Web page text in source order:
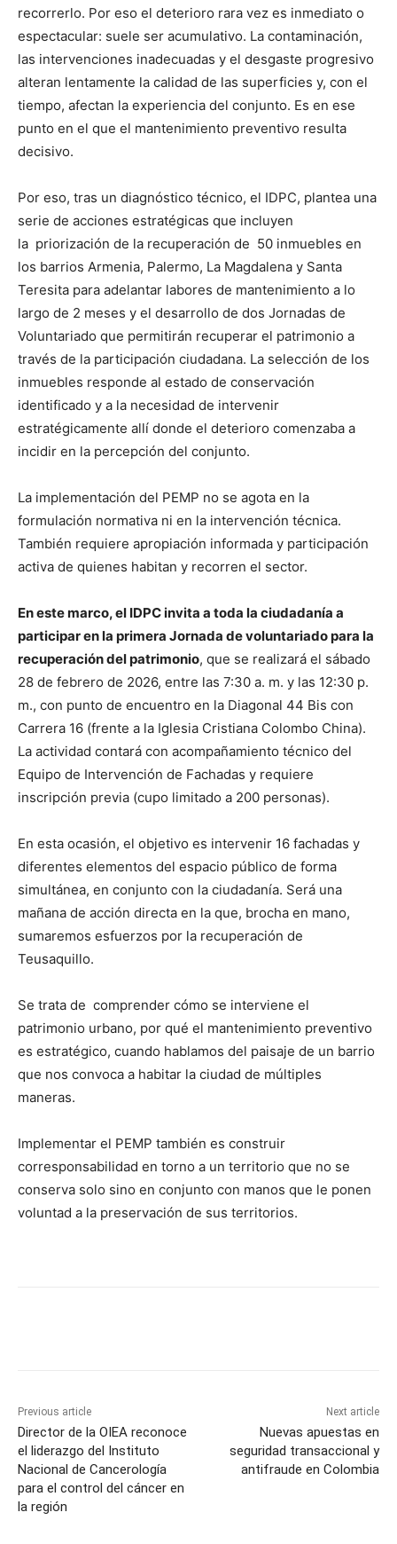
recorrerlo. Por eso el deterioro rara vez es inmediato o
espectacular: suele ser acumulativo. La contaminación,
las intervenciones inadecuadas y el desgaste progresivo
alteran lentamente la calidad de las superficies y, con el
tiempo, afectan la experiencia del conjunto. Es en ese
punto en el que el mantenimiento preventivo resulta
decisivo.
Por eso, tras un diagnóstico técnico, el IDPC, plantea una
serie de acciones estratégicas que incluyen
la priorización de la recuperación de 50 inmuebles en
los barrios Armenia, Palermo, La Magdalena y Santa
Teresita para adelantar labores de mantenimiento a lo
largo de 2 meses y el desarrollo de dos Jornadas de
Voluntariado que permitirán recuperar el patrimonio a
través de la participación ciudadana. La selección de los
inmuebles responde al estado de conservación
identificado y a la necesidad de intervenir
estratégicamente allí donde el deterioro comenzaba a
incidir en la percepción del conjunto.
La implementación del PEMP no se agota en la
formulación normativa ni en la intervención técnica.
También requiere apropiación informada y participación
activa de quienes habitan y recorren el sector.
En este marco, el IDPC invita a toda la ciudadanía a
participar en la primera Jornada de voluntariado para la
recuperación del patrimonio, que se realizará el sábado
28 de febrero de 2026, entre las 7:30 a. m. y las 12:30 p.
m., con punto de encuentro en la Diagonal 44 Bis con
Carrera 16 (frente a la Iglesia Cristiana Colombo China).
La actividad contará con acompañamiento técnico del
Equipo de Intervención de Fachadas y requiere
inscripción previa (cupo limitado a 200 personas).
En esta ocasión, el objetivo es intervenir 16 fachadas y
diferentes elementos del espacio público de forma
simultánea, en conjunto con la ciudadanía. Será una
mañana de acción directa en la que, brocha en mano,
sumaremos esfuerzos por la recuperación de
Teusaquillo.
Se trata de comprender cómo se interviene el
patrimonio urbano, por qué el mantenimiento preventivo
es estratégico, cuando hablamos del paisaje de un barrio
que nos convoca a habitar la ciudad de múltiples
maneras.
Implementar el PEMP también es construir
corresponsabilidad en torno a un territorio que no se
conserva solo sino en conjunto con manos que le ponen
voluntad a la preservación de sus territorios.
Previous article
Director de la OIEA reconoce
el liderazgo del Instituto
Nacional de Cancerología
para el control del cáncer en
la región
Next article
Nuevas apuestas en
seguridad transaccional y
antifraude en Colombia